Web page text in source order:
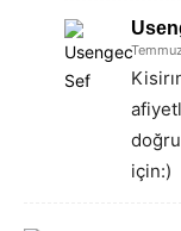
için:)